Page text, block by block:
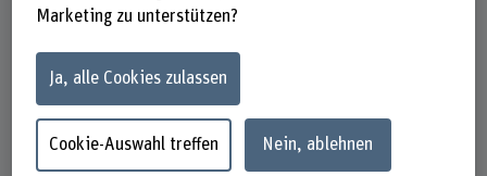
Dr. Roman Merz
Marketing zu unterstützen?
Ja, alle Cookies zulassen
Cookie-Auswahl treffen Nein, ablehnen